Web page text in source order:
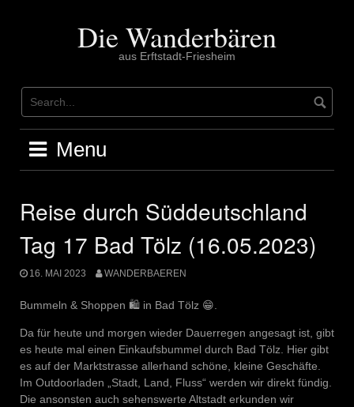
Die Wanderbären
aus Erftstadt-Friesheim
Menu
Reise durch Süddeutschland
Tag 17 Bad Tölz (16.05.2023)
16. MAI 2023 WANDERBAEREN
Bummeln & Shoppen 🛍️ in Bad Tölz 😁.
Da für heute und morgen wieder Dauerregen angesagt ist, gibt
es heute mal einen Einkaufsbummel durch Bad Tölz. Hier gibt
es auf der Marktstrasse allerhand schöne, kleine Geschäfte.
Im Outdoorladen „Stadt, Land, Fluss“ werden wir direkt fündig.
Die ansonsten auch sehenswerte Altstadt erkunden wir